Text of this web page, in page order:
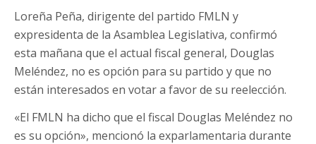
Loreña Peña, dirigente del partido FMLN y
expresidenta de la Asamblea Legislativa, confirmó
esta mañana que el actual fiscal general, Douglas
Meléndez, no es opción para su partido y que no
están interesados en votar a favor de su reelección.
«El FMLN ha dicho que el fiscal Douglas Meléndez no
es su opción», mencionó la exparlamentaria durante